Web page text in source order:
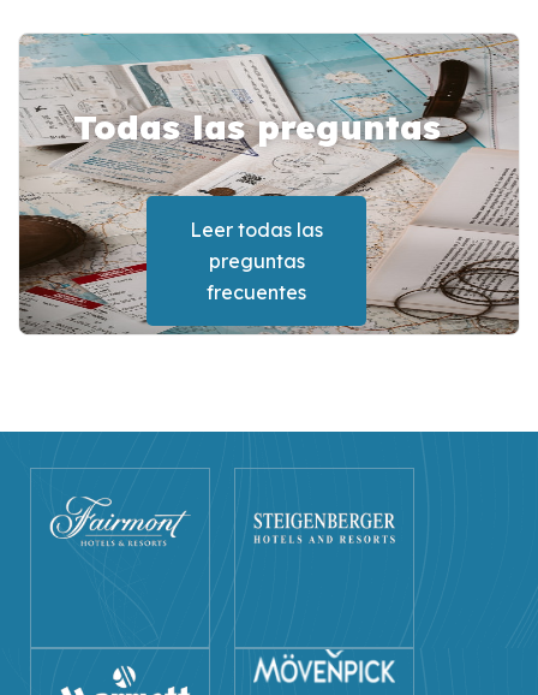
Todas las preguntas
frecuentes sobre Egipto
Leer todas las
preguntas
frecuentes